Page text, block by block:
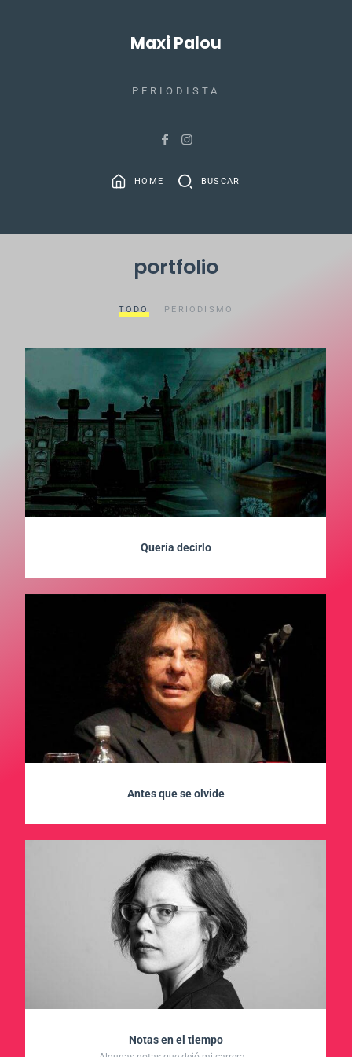
Maxi Palou
PERIODISTA
HOME BUSCAR
portfolio
TODO PERIODISMO
Quería decirlo
Antes que se olvide
Notas en el tiempo